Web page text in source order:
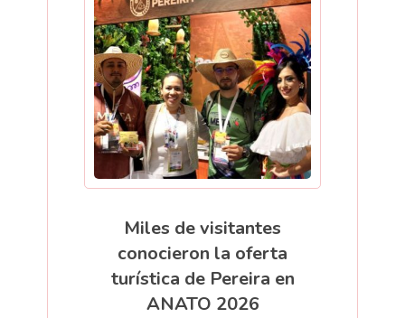
Miles de visitantes
conocieron la oferta
turística de Pereira en
ANATO 2026